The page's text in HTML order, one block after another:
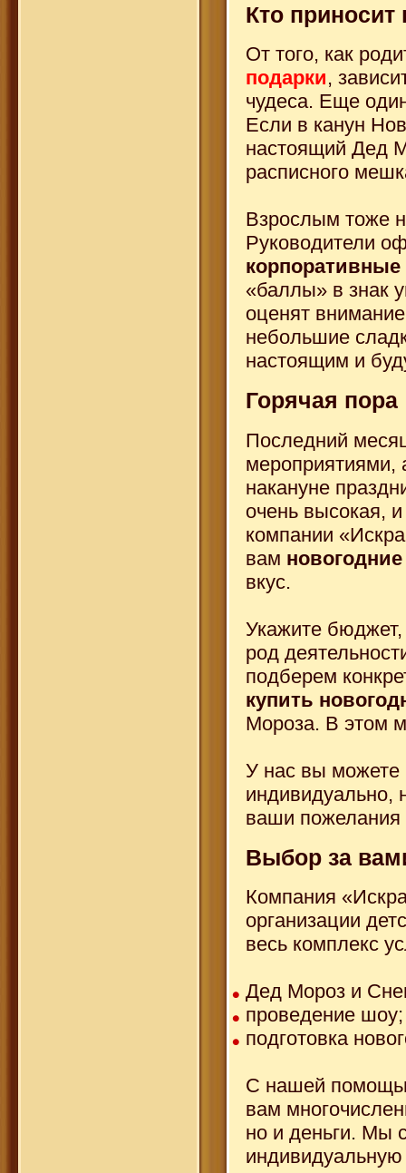
Кто приносит
От того, как
подарки,
чудеса. Еще
Если в канун
настоящий Дед
расписного
Взрослым тоже
Руководители
корпоративные
«баллы» в знак
оценят
небольшие
настоящим и
Горячая пора
Последний
мероприятиями,
накануне
очень высокая,
компании
вам
вкус.
Укажите бюджет,
род
подберем
купить
Мороза. В этом
У нас вы можете
ваши
Выбор за
Компания
организации
весь комплекс
Дед Мороз и
проведение шоу;
подготовка
С нашей
вам
но и деньги. Мы